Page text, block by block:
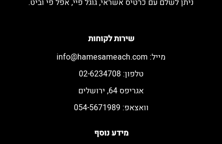
מידע נוסף
שירות לקוחות
מייל: info@hamesameach.com
טלפון: 02-6234708
אגריפס 64, ירושלים
וואצאפ: 054-5671989